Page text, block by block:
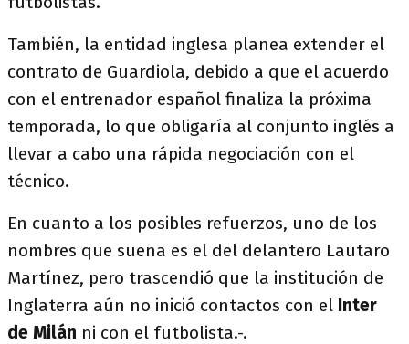
También, la entidad inglesa planea extender el
contrato de Guardiola, debido a que el acuerdo
con el entrenador español finaliza la próxima
temporada, lo que obligaría al conjunto inglés a
llevar a cabo una rápida negociación con el
técnico.
En cuanto a los posibles refuerzos, uno de los
nombres que suena es el del delantero Lautaro
Martínez, pero trascendió que la institución de
Inglaterra aún no inició contactos con el Inter
de Milán ni con el futbolista.-.